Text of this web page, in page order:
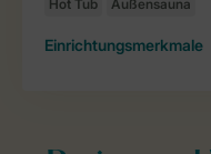
Einrichtungsmerkmale